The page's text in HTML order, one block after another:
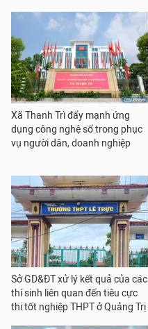
Xã Thanh Trì đẩy mạnh ứng
dụng công nghệ số trong phục
vụ người dân, doanh nghiệp
Sở GD&ĐT xử lý kết quả của các
thí sinh liên quan đến tiêu cực
thi tốt nghiệp THPT ở Quảng Trị